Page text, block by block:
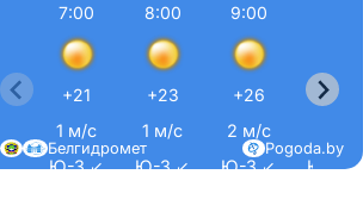
7:00
+21
1 м/с
Ю-З ↙
8:00
+23
1 м/с
Ю-З ↙
9:00
+26
2 м/с
Ю-З ↙
+28
Ю-З ↙
Pogoda.by
Белгидромет